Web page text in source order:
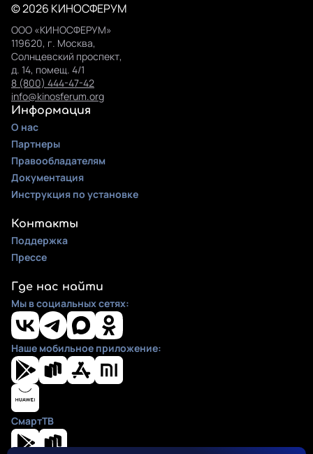
© 2026 КИНОСФЕРУМ
ООО «КИНОСФЕРУМ»
119620, г. Москва,
Солнцевский проспект,
д. 14, помещ. 4/1
8 (800) 444-47-42
info@kinosferum.org
Информация
О нас
Партнеры
Правообладателям
Документация
Инструкция по установке
Контакты
Поддержка
Прессе
Где нас найти
Мы в социальных сетях:
Наше мобильное приложение:
СмартТВ